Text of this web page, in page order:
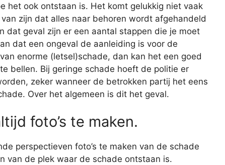
het ook ontstaan is. Het komt gelukkig niet vaak
zijn dat alles naar behoren wordt afgehandeld
dat geval zijn er een aantal stappen die je moet
dat een ongeval de aanleiding is voor de
enorme (letsel)schade, dan kan het een goed
bellen. Bij geringe schade hoeft de politie er
zeker wanneer de betrokken partij het eens
Over het algemeen is dit het geval.
foto’s te maken.
perspectieven foto’s te maken van de schade
van de plek waar de schade ontstaan is.